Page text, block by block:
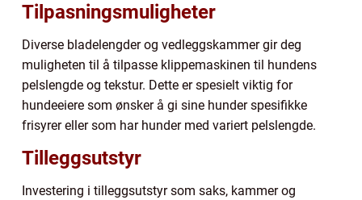
Tilpasningsmuligheter
Diverse bladelengder og vedleggskammer gir deg
muligheten til å tilpasse klippemaskinen til hundens
pelslengde og tekstur. Dette er spesielt viktig for
hundeeiere som ønsker å gi sine hunder spesifikke
frisyrer eller som har hunder med variert pelslengde.
Tilleggsutstyr
Investering i tilleggsutstyr som saks, kammer og